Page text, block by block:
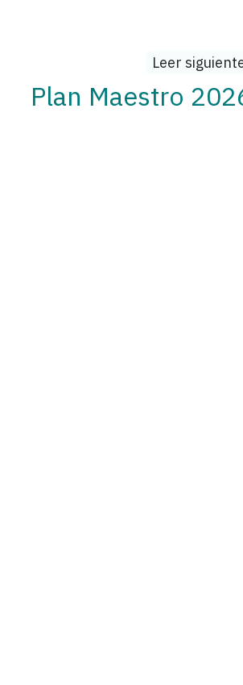
Leer
Plan Maestro